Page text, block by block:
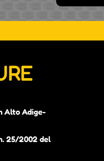
Alto Adige-
25/2002 del